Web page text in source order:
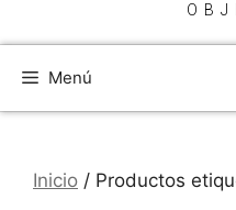
Menú
Inicio / Productos